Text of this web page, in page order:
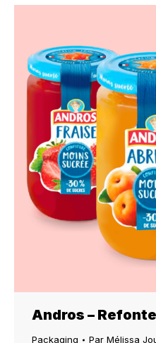
Andros –
Packaging Par Mélissa